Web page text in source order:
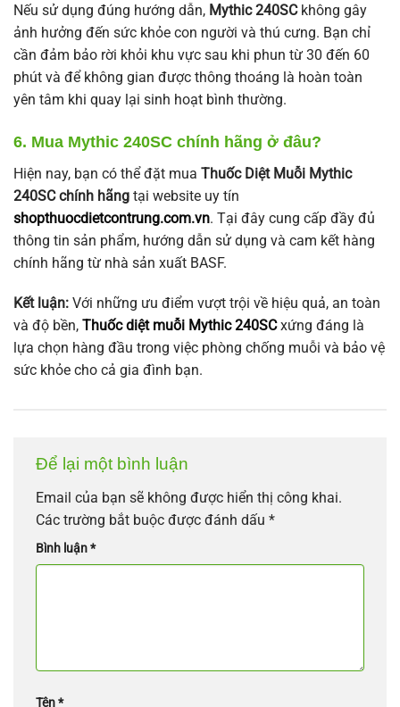
Nếu sử dụng đúng hướng dẫn, Mythic 240SCkhông gây
ảnh hưởng đến sức khỏe con người và thú cưng. Bạn chỉ
cần đảm bảo rời khỏi khu vực sau khi phun từ 30 đến 60
phút và để không gian được thông thoáng là hoàn toàn
yên tâm khi quay lại sinh hoạt bình thường.
6. Mua Mythic 240SC chính hãng ở đâu?
Hiện nay, bạn có thể đặt mua Thuốc Diệt Muỗi Mythic
240SC chính hãng tại website uy tín
shopthuocdietcontrung.com.vn. Tại đây cung cấp đầy đủ
thông tin sản phẩm, hướng dẫn sử dụng và cam kết hàng
chính hãng từ nhà sản xuất BASF.
Kết luận: Với những ưu điểm vượt trội về hiệu quả, an toàn
và độ bền, Thuốc diệt muỗi Mythic 240SCxứng đáng là
lựa chọn hàng đầu trong việc phòng chống muỗi và bảo vệ
sức khỏe cho cả gia đình bạn.
Để lại một bình luận
Email của bạn sẽ không được hiển thị công khai.
Các trường bắt buộc được đánh dấu *
Bình luận*
Tên*